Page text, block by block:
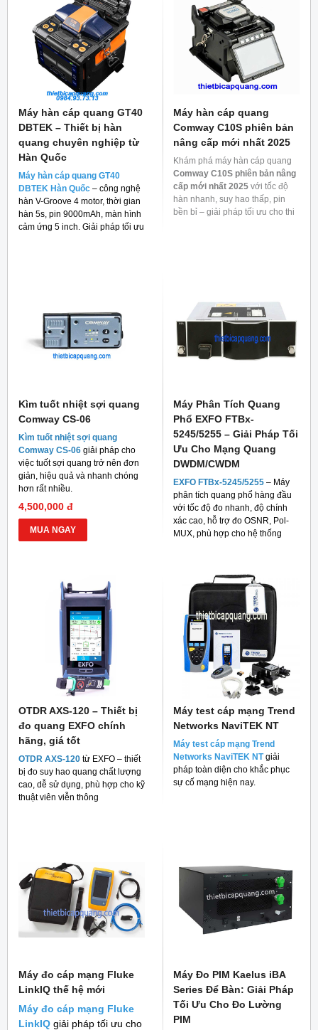
Máy hàn cáp quang GT40
DBTEK – Thiết bị hàn
quang chuyên nghiệp từ
Hàn Quốc
Máy hàn cáp quang GT40
DBTEK Hàn Quốc – công nghệ
hàn V-Groove 4 motor, thời gian
hàn 5s, pin 9000mAh, màn hình
cảm ứng 5 inch. Giải pháp tối ưu
Máy hàn cáp quang
Comway C10S phiên bản
nâng cấp mới nhất 2025
Khám phá máy hàn cáp quang
Comway C10S phiên bản nâng
cấp mới nhất 2025 với tốc độ
hàn nhanh, suy hao thấp, pin
bền bỉ – giải pháp tối ưu cho thi
Kìm tuốt nhiệt sợi quang
Comway CS-06
Kìm tuốt nhiệt sợi quang
Comway CS-06 giải pháp cho
việc tuốt sợi quang trở nên đơn
giản, hiệu quả và nhanh chóng
hơn rất nhiều.
4,500,000 đ
MUA NGAY
Máy Phân Tích Quang
Phổ EXFO FTBx-
5245/5255 – Giải Pháp Tối
Ưu Cho Mạng Quang
DWDM/CWDM
EXFO FTBx-5245/5255 – Máy
phân tích quang phổ hàng đầu
với tốc độ đo nhanh, độ chính
xác cao, hỗ trợ đo OSNR, Pol-
MUX, phù hợp cho hệ thống
OTDR AXS-120 – Thiết bị
đo quang EXFO chính
hãng, giá tốt
OTDR AXS-120 từ EXFO – thiết
bị đo suy hao quang chất lượng
cao, dễ sử dụng, phù hợp cho kỹ
thuật viên viễn thông
Máy test cáp mạng Trend
Networks NaviTEK NT
Máy test cáp mạng Trend
Networks NaviTEK NT giải
pháp toàn diện cho khắc phục
sự cố mạng hiện nay.
Máy đo cáp mạng Fluke
LinkIQ thế hệ mới
Máy đo cáp mạng Fluke
LinkIQ giải pháp tối ưu cho
Máy Đo PIM Kaelus iBA
Series Để Bàn: Giải Pháp
Tối Ưu Cho Đo Lường
PIM